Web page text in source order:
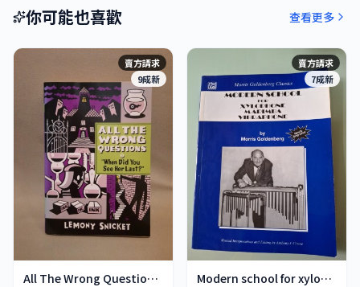
你可能也喜歡 查看更多
賣方請求
9成新
All The Wrong Questions 2: "When Did You See Her L
賣方請求
7成新
Modern school for xylophone marimba vibraphone